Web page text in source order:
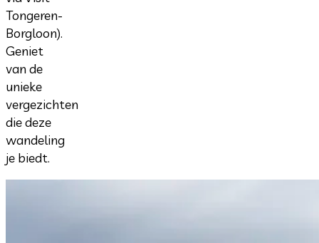
Tongeren-
Borgloon).
Geniet
van de
unieke
vergezichten
die deze
wandeling
je biedt.